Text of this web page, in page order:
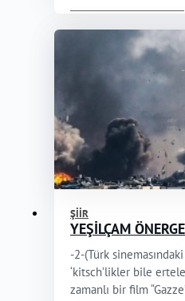
ŞIIR
YEŞİLÇAM
-2-(Türk
‘kitsch’likler bile
zamanlı bir film